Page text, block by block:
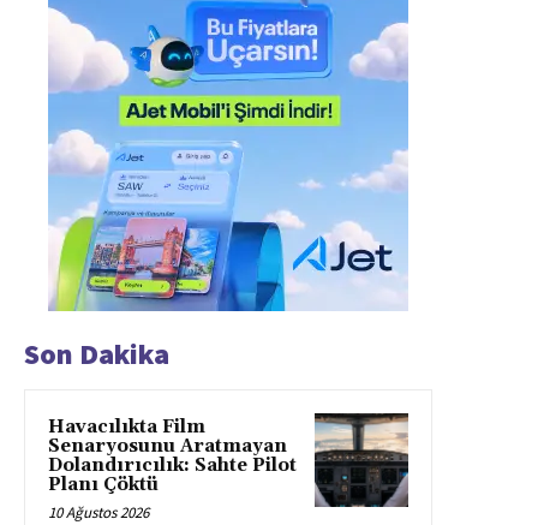
Son Dakika
Havacılıkta Film
Senaryosunu Aratmayan
Dolandırıcılık: Sahte Pilot
Planı Çöktü
10 Ağustos 2026